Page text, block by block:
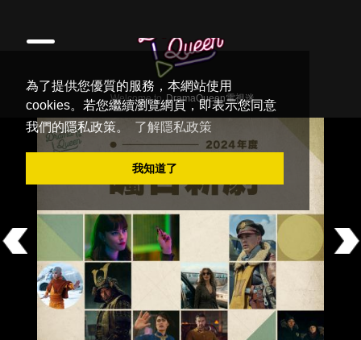
為了提供您優質的服務，本網站使用
cookies。若您繼續瀏覽網頁，即表示您同意
我們的隱私政策。 了解隱私政策
我知道了
Welcome to DramaQueen電視迷
Previous